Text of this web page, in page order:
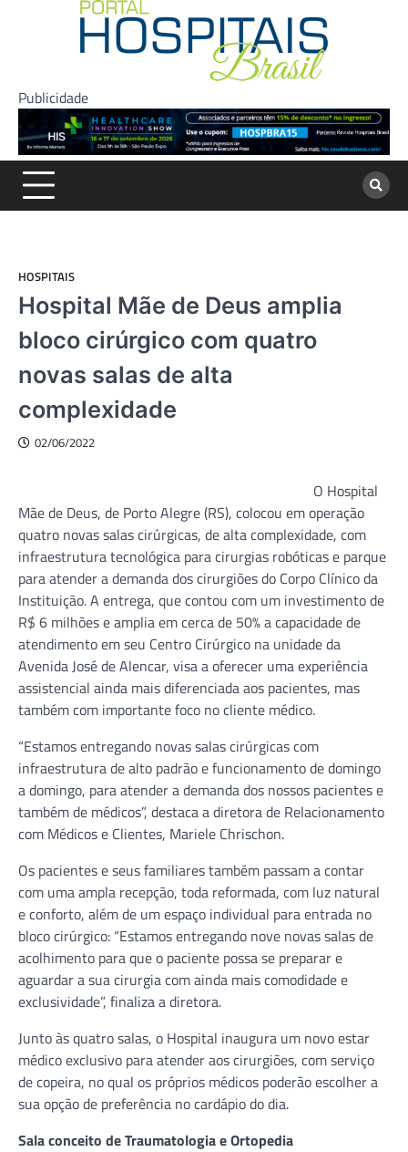
Publicidade
HOSPITAIS
Hospital Mãe de Deus amplia
bloco cirúrgico com quatro
novas salas de alta
complexidade
02/06/2022
O Hospital
Mãe de Deus, de Porto Alegre (RS), colocou em operação
quatro novas salas cirúrgicas, de alta complexidade, com
infraestrutura tecnológica para cirurgias robóticas e parque
para atender a demanda dos cirurgiões do Corpo Clínico da
Instituição. A entrega, que contou com um investimento de
R$ 6 milhões e amplia em cerca de 50% a capacidade de
atendimento em seu Centro Cirúrgico na unidade da
Avenida José de Alencar, visa a oferecer uma experiência
assistencial ainda mais diferenciada aos pacientes, mas
também com importante foco no cliente médico.
“Estamos entregando novas salas cirúrgicas com
infraestrutura de alto padrão e funcionamento de domingo
a domingo, para atender a demanda dos nossos pacientes e
também de médicos”, destaca a diretora de Relacionamento
com Médicos e Clientes, Mariele Chrischon.
Os pacientes e seus familiares também passam a contar
com uma ampla recepção, toda reformada, com luz natural
e conforto, além de um espaço individual para entrada no
bloco cirúrgico: “Estamos entregando nove novas salas de
acolhimento para que o paciente possa se preparar e
aguardar a sua cirurgia com ainda mais comodidade e
exclusividade”, finaliza a diretora.
Junto às quatro salas, o Hospital inaugura um novo estar
médico exclusivo para atender aos cirurgiões, com serviço
de copeira, no qual os próprios médicos poderão escolher a
sua opção de preferência no cardápio do dia.
Sala conceito de Traumatologia e Ortopedia